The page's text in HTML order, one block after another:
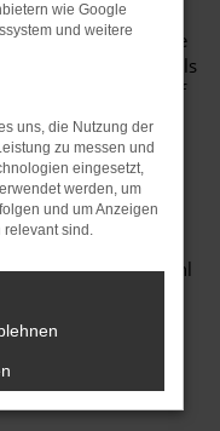
Umgebung ins
die perfekte
sich seit mehr als
unter anderem auf
dieses
spannende und
EU-
Lager. Wer in
Auf einem Gelände
wir alles, was
und zwar sowohl
Hebebühnen als
Auswahl.
wie Google
und weitere
uns, die Nutzung der
zu messen und
eingesetzt,
werden, um
und um Anzeigen
relevant sind.